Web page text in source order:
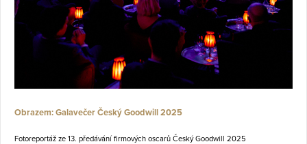
Obrazem: Galavečer Český Goodwill 2025
Fotoreportáž ze 13. předávání firmových oscarů Český Goodwill 2025